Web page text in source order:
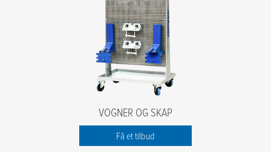
VOGNER OG SKAP
Få et tilbud